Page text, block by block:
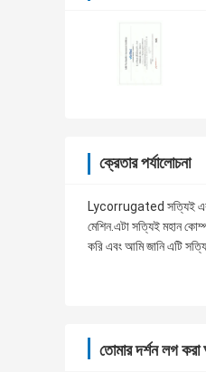
ক্রেতার পর্যালোচনা
Lycorrugated সত্যিই
মেশিন.এটা সত্যিই মহান
করি এবং আমি জানি এটি
তোমার দর্শন লগ